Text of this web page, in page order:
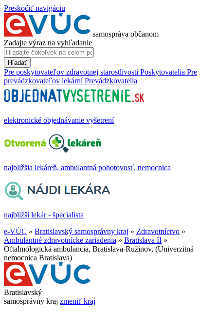
Preskočiť navigáciu
samospráva občanom
Zadajte výraz na vyhľadanie
Hľadať
Pre poskytovateľov zdravotnej starostlivosti Poskytovatelia Pre
prevádzkovateľov lekární Prevádzkovatelia
elektronické objednávanie vyšetrení
najbližšia lekáreň, ambulantná pohotovosť, nemocnica
najbližší lekár - špecialista
e-VÚC » Bratislavský samosprávny kraj » Zdravotníctvo »
Ambulantné zdravotnícke zariadenia » Bratislava II »
Oftalmologická ambulancia, Bratislava-Ružinov, (Univerzitná
nemocnica Bratislava)
Bratislavský
samosprávny kraj zmeniť kraj